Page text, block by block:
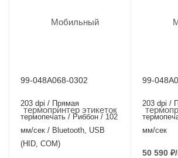
99-048A068-0302
203 dpi / Прямая
термопечать / Риббон / 102
мм/сек / Bluetooth, USB
(HID, COM)
99-
203 dpi /
мм/сек
50 590 ₽